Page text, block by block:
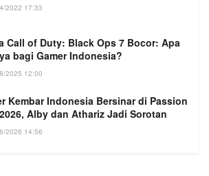
2022 17:33
Call of Duty: Black Ops 7 Bocor: Apa
bagi Gamer Indonesia?
2025 12:00
Kembar Indonesia Bersinar di Passion
Alby dan Athariz Jadi Sorotan
2026 14:56